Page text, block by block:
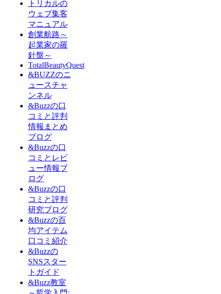
トリカルの
ウェブ集客
マニュアル
創業航路～
起業家の羅
針盤～
TotalBeautyQuest
&BUZZのニ
ュースチャ
ンネル
&Buzzの口
コミと評判
情報まとめ
ブログ
&Buzzの口
コミとレビ
ュー情報ブ
ログ
&Buzzの口
コミと評判
研究ブログ
&Buzzの百
均アイテム
口コミ紹介
&Buzzの
SNSスター
トガイド
&Buzz教室